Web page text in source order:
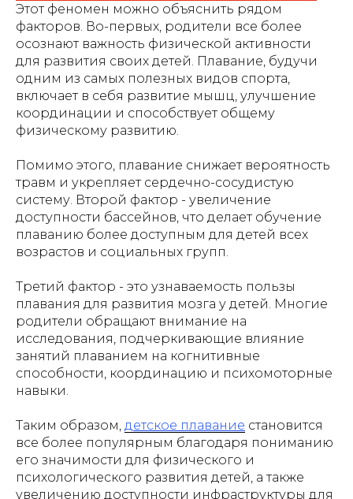
Этот феномен можно объяснить рядом
факторов. Во-первых, родители все более
осознают важность физической активности
для развития своих детей. Плавание, будучи
одним из самых полезных видов спорта,
включает в себя развитие мышц, улучшение
координации и способствует общему
физическому развитию.
Помимо этого, плавание снижает вероятность
травм и укрепляет сердечно-сосудистую
систему. Второй фактор - увеличение
доступности бассейнов, что делает обучение
плаванию более доступным для детей всех
возрастов и социальных групп.
Третий фактор - это узнаваемость пользы
плавания для развития мозга у детей. Многие
родители обращают внимание на
исследования, подчеркивающие влияние
занятий плаванием на когнитивные
способности, координацию и психомоторные
навыки.
Таким образом, детское плавание становится
все более популярным благодаря пониманию
его значимости для физического и
психологического развития детей, а также
увеличению доступности инфраструктуры для